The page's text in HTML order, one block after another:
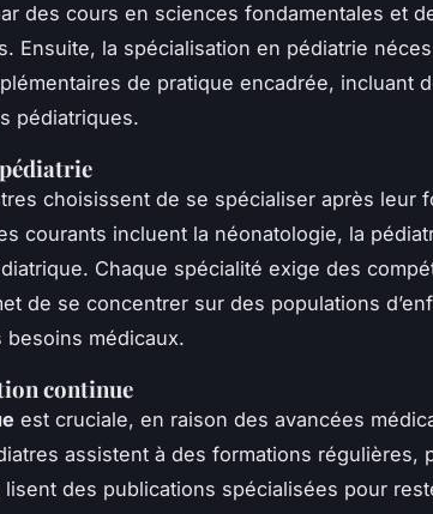
des cours en sciences fondamentales et
Ensuite, la spécialisation en pédiatrie
de pratique encadrée, incluant
pédiatriques.
choisissent de se spécialiser après leur
courants incluent la néonatologie, la
Chaque spécialité exige des
de se concentrer sur des populations
médicaux.
continue
est cruciale, en raison des avancées
assistent à des formations régulières,
des publications spécialisées pour